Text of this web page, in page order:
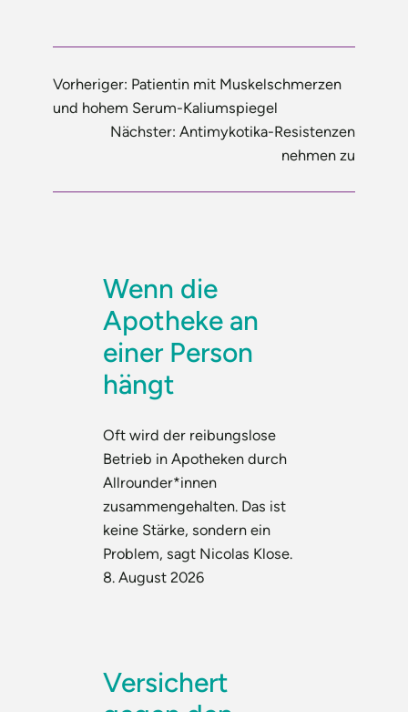
Vorheriger: Patientin mit Muskelschmerzen
und hohem Serum-Kaliumspiegel
Nächster: Antimykotika-Resistenzen
nehmen zu
Wenn die
Apotheke an
einer Person
hängt
Oft wird der reibungslose
Betrieb in Apotheken durch
Allrounder*innen
zusammengehalten. Das ist
keine Stärke, sondern ein
Problem, sagt Nicolas Klose.
8. August 2026
Versichert